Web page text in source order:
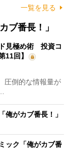
一覧を見る
ブ番長！」
見極め術 投資コ
11回】
圧倒的な情報量が
がカブ番長！」
ック「俺がカブ番